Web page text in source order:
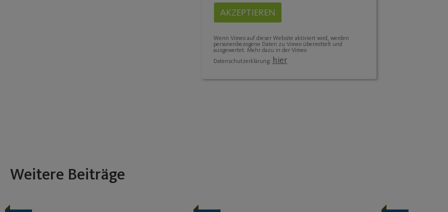
AKZEPTIEREN
Wenn Vimeo auf dieser Website aktiviert wird, werden
personenbezogene Daten zu Vimeo übermittelt und
ausgewertet. Mehr dazu in der Vimeo
Datenschutzerklärung: hier
Weitere Beiträge